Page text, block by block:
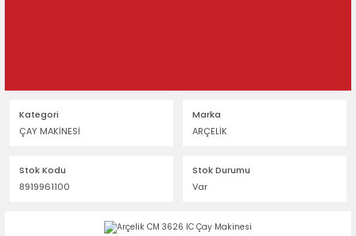
Kategori
ÇAY MAKİNESİ
Marka
ARÇELİK
Stok Kodu
8919961100
Stok Durumu
Var